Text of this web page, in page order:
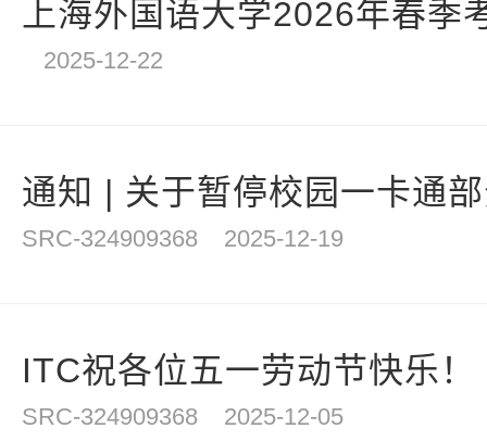
上海外国语大学2026年春季
2025-12-22
通知 | 关于暂停校园一卡通
SRC-324909368 2025-12-19
ITC祝各位五一劳动节快乐！
SRC-324909368 2025-12-05